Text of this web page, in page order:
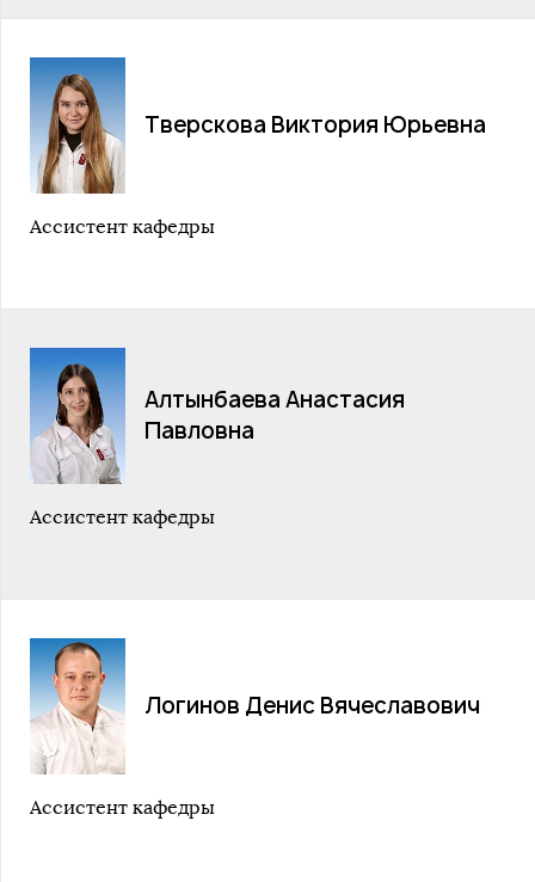
Тверскова Виктория Юрьевна
Ассистент кафедры
Алтынбаева Анастасия
Павловна
Ассистент кафедры
Логинов Денис Вячеславович
Ассистент кафедры